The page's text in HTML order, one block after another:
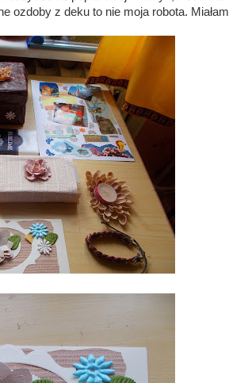
ozdoby z deku to nie moja robota. Miałam